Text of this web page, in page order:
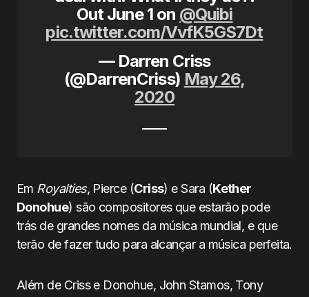
Out June 1 on @Quibi
pic.twitter.com/VvfK5GS7Dt
— Darren Criss
(@DarrenCriss) May 26,
2020
Em Royalties, Pierce (Criss) e Sara (Kether
Donohue) são compositores que estarão pode
trás de grandes nomes da música mundial, e que
terão de fazer tudo para alcançar a música perfeita.
Além de Criss e Donohue, John Stamos, Tony